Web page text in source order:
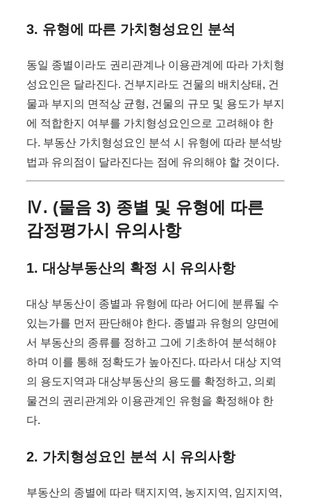
3. 유형에 따른 가치형성요인 분석
동일 종별이라도 권리관계나 이용관계에 따라 가치형
성요인은 달라진다. 건부지라도 건물의 배치상태, 건
물과 부지의 면적상 균형, 건물의 규모 및 용도가 부지
에 적합한지 여부를 가치형성요인으로 고려해야 한
다. 부동산 가치형성요인 분석 시 유형에 따라 분석방
법과 유의점이 달라진다는 점에 유의해야 할 것이다.
Ⅳ. (물음 3) 종별 및 유형에 따른
감정평가시 유의사항
1. 대상부동산의 확정 시 유의사항
대상 부동산이 종별과 유형에 따라 어디에 분류될 수
있는가를 먼저 판단해야 한다. 종별과 유형의 양면에
서 부동산의 종류를 정하고 그에 기초하여 분석해야
하며 이를 통해 정확도가 높아진다. 따라서 대상 지역
의 용도지역과 대상부동산의 용도를 확정하고, 의뢰
물건의 권리관계와 이용관계인 유형을 확정해야 한
다.
2. 가치형성요인 분석 시 유의사항
부동산의 종별에 따라 택지지역, 농지지역, 임지지역,